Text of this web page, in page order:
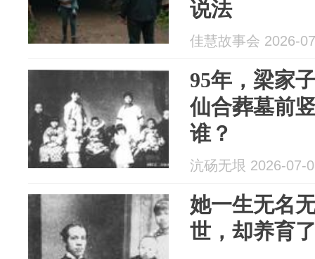
说法
佳慧故事会 2026-
95年，梁家
仙合葬墓前
谁？
沆砀无垠 2026-07-
她一生无名
世，却养育